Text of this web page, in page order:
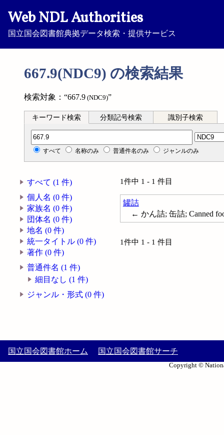
Web NDL Authorities
国立国会図書館典拠データ検索・提供サービス
667.9(NDC9) の検索結果
検索対象：“667.9 (NDC9)”
キーワード検索 分類記号検索 識別子検索
分類記号検索
すべて 名称のみ 普通件名のみ ジャンルのみ
すべて (1 件)
個人名 (0 件)
家族名 (0 件)
団体名 (0 件)
地名 (0 件)
統一タイトル (0 件)
著作 (0 件)
普通件名 (1 件)
細目なし (1 件)
ジャンル・形式 (0 件)
1件中 1 - 1 件目
罐詰
← かん詰; 缶詰; Canned
1件中 1 - 1 件目
国立国会図書館ホーム 国立国会図書館サーチ
Copyright ©